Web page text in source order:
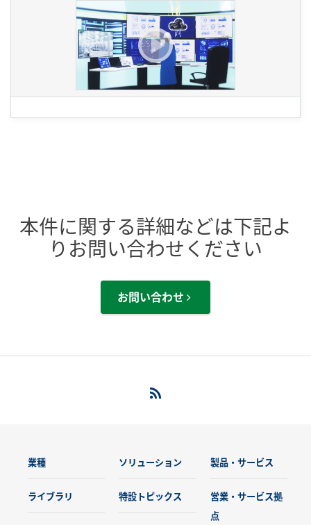
本件に関する詳細などは下記よ
りお問い合わせください
お問い合わせ
業種 ソリューション 製品・サービス
ライブラリ 特設トピックス
営業・サービス拠
点